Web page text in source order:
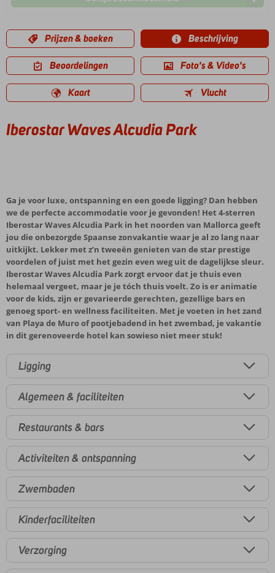
Prijzen & boeken Beschrijving
Beoordelingen Foto's & Video's
Kaart Vlucht
Iberostar Waves Alcudia Park
Ga je voor luxe, ontspanning en een goede ligging? Dan hebben
we de perfecte accommodatie voor je gevonden! Het 4-sterren
Iberostar Waves Alcudia Park in het noorden van Mallorca geeft
jou die onbezorgde Spaanse zonvakantie waar je al zo lang naar
uitkijkt. Lekker met z’n tweeën genieten van de star prestige
voordelen of juist met het gezin even weg uit de dagelijkse sleur.
Iberostar Waves Alcudia Park zorgt ervoor dat je thuis even
helemaal vergeet, maar je je tóch thuis voelt. Zo is er animatie
voor de kids, zijn er gevarieerde gerechten, gezellige bars en
genoeg sport- en wellness faciliteiten. Met je voeten in het zand
van Playa de Muro of pootjebadend in het zwembad, je vakantie
in dit gerenoveerde hotel kan sowieso niet meer stuk!
Ligging
Algemeen & faciliteiten
Restaurants & bars
Activiteiten & ontspanning
Zwembaden
Kinderfaciliteiten
Verzorging